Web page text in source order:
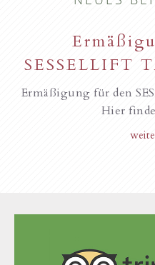
SESSELLIFT
Ermäßigung für den
Hier